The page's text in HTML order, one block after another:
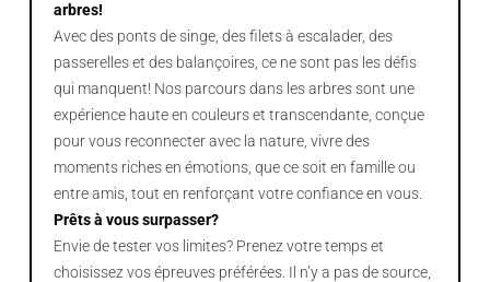
arbres!
Avec des ponts de singe, des filets à escalader, des
passerelles et des balançoires, ce ne sont pas les défis
qui manquent! Nos parcours dans les arbres sont une
expérience haute en couleurs et transcendante, conçue
pour vous reconnecter avec la nature, vivre des
moments riches en émotions, que ce soit en famille ou
entre amis, tout en renforçant votre confiance en vous.
Prêts à vous surpasser?
Envie de tester vos limites? Prenez votre temps et
choisissez vos épreuves préférées. Il n’y a pas de source,